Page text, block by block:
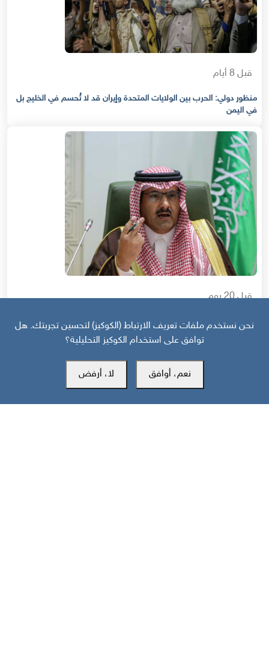
قبل 8 أيام
منظور دولي: الحرب بين الولايات المتحدة وإيران قد لا تُحسم في الخليج بل
في اليمن
قبل 20 يوم
منظور دولي | استراتيجية السعودية في اليمن: عصا للجنوبيين وجزرة لأوروبا
نحن نستخدم ملفات تعريف الارتباط (الكوكيز) لتحسين تجربتك. هل
توافق على استخدام الكوكيز التحليلية؟
نعم، أوافق لا، أرفض